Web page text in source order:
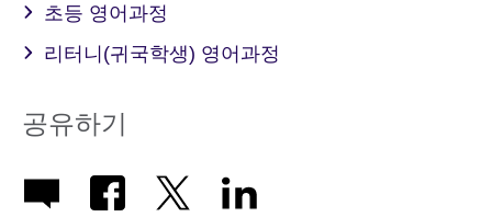
초등 영어과정
리터니(귀국학생) 영어과정
공유하기